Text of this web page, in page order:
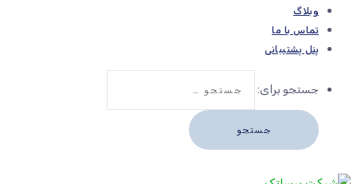
وبلاگ
تماس با ما
پنل پشتیبانی
جستجو برای: